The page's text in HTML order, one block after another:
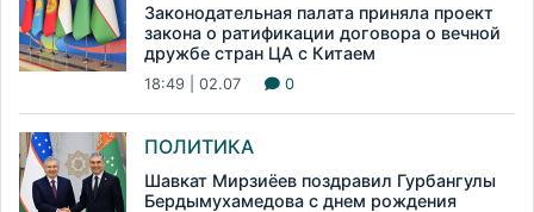
Законодательная палата приняла проект
закона о ратификации договора о вечной
дружбе стран ЦА с Китаем
18:49 | 02.07 0
ПОЛИТИКА
Шавкат Мирзиёев поздравил Гурбангулы
Бердымухамедова с днем рождения